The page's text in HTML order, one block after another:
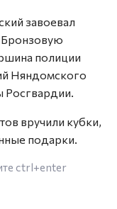
завоевал
Бронзовую
полиции
Няндомского
вручили кубки,
подарки.
ctrl+enter